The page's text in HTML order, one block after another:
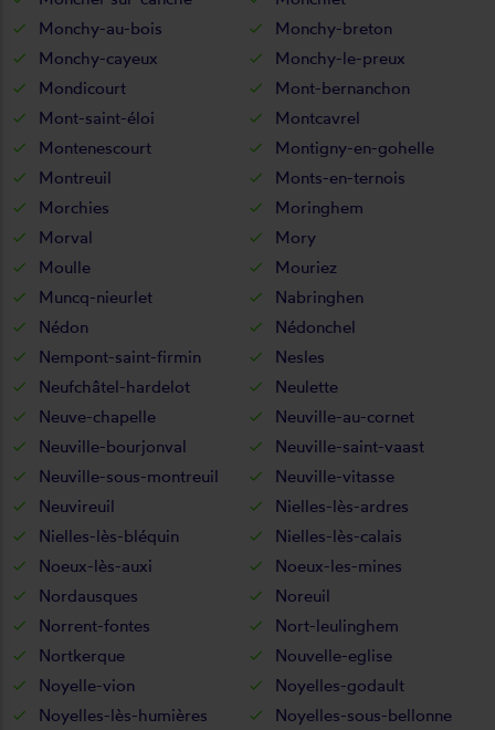
Monchy-au-bois
Monchy-breton
Monchy-cayeux
Monchy-le-preux
Mondicourt
Mont-bernanchon
Mont-saint-éloi
Montcavrel
Montenescourt
Montigny-en-gohelle
Montreuil
Monts-en-ternois
Morchies
Moringhem
Morval
Mory
Moulle
Mouriez
Muncq-nieurlet
Nabringhen
Nédon
Nédonchel
Nempont-saint-firmin
Nesles
Neufchâtel-hardelot
Neulette
Neuve-chapelle
Neuville-au-cornet
Neuville-bourjonval
Neuville-saint-vaast
Neuville-sous-montreuil
Neuville-vitasse
Neuvireuil
Nielles-lès-ardres
Nielles-lès-bléquin
Nielles-lès-calais
Noeux-lès-auxi
Noeux-les-mines
Nordausques
Noreuil
Norrent-fontes
Nort-leulinghem
Nortkerque
Nouvelle-eglise
Noyelle-vion
Noyelles-godault
Noyelles-lès-humières
Noyelles-sous-bellonne